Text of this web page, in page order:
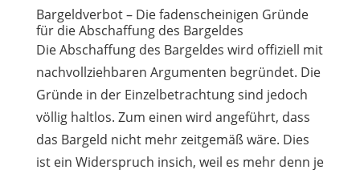
Bargeldverbot – Die fadenscheinigen Gründe
für die Abschaffung des Bargeldes
Die Abschaffung des Bargeldes wird offiziell mit
nachvollziehbaren Argumenten begründet. Die
Gründe in der Einzelbetrachtung sind jedoch
völlig haltlos. Zum einen wird angeführt, dass
das Bargeld nicht mehr zeitgemäß wäre. Dies
ist ein Widerspruch insich, weil es mehr denn je